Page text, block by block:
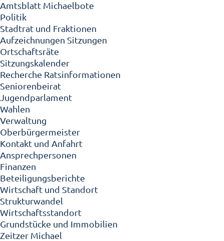
Amtsblatt Michaelbote
Politik
Stadtrat und Fraktionen
Aufzeichnungen Sitzungen
Ortschaftsräte
Sitzungskalender
Recherche Ratsinformationen
Seniorenbeirat
Jugendparlament
Wahlen
Verwaltung
Oberbürgermeister
Kontakt und Anfahrt
Ansprechpersonen
Finanzen
Beteiligungsberichte
Wirtschaft und Standort
Strukturwandel
Wirtschaftsstandort
Grundstücke und Immobilien
Zeitzer Michael